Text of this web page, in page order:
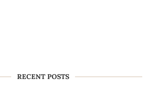
RECENT POSTS